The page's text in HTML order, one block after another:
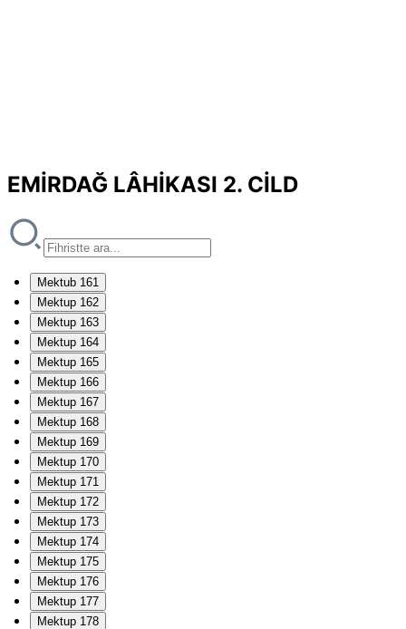
EMİRDAĞ LÂHİKASI 2. CİLD
Mektub 161
Mektup 162
Mektup 163
Mektup 164
Mektup 165
Mektup 166
Mektup 167
Mektup 168
Mektup 169
Mektup 170
Mektup 171
Mektup 172
Mektup 173
Mektup 174
Mektup 175
Mektup 176
Mektup 177
Mektup 178